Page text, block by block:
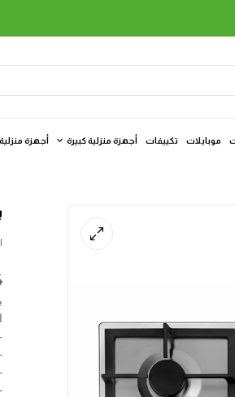
موبايلات تكييفات أجهزة منزلية كبيرة أجهزة
–